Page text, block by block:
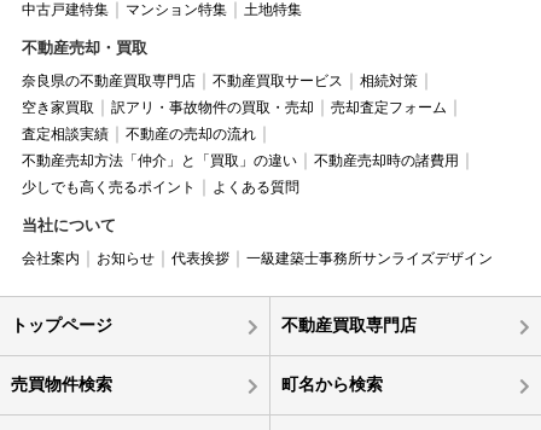
中古戸建特集
マンション特集 土地特集
不動産売却・買取
奈良県の不動産買取専門店 不動産買取サービス
相続対策
空き家買取
訳アリ・事故物件の買取・売却
売却査定フォーム
査定相談実績
不動産の売却の流れ
不動産売却方法「仲介」と「買取」の違い
不動産売却時の諸費用
少しでも高く売るポイント
よくある質問
当社について
会社案内 お知らせ 代表挨拶 一級建築士事務所サンライズデザイン
トップページ 不動産買取専門店
売買物件検索 町名から検索